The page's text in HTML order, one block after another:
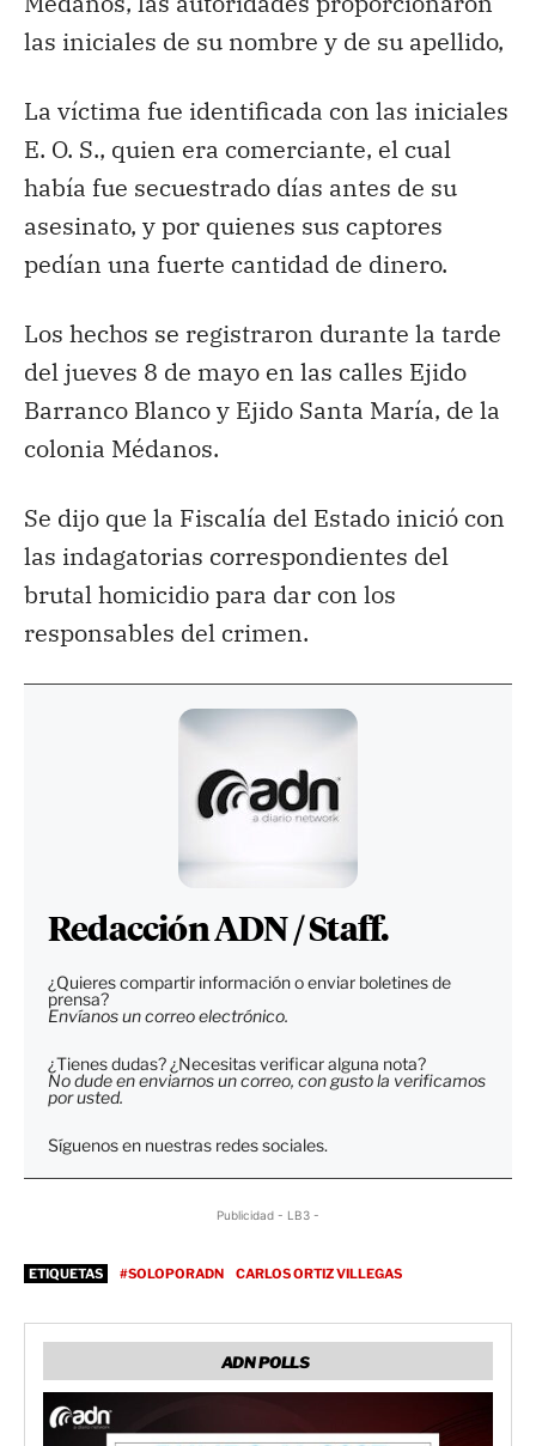
las iniciales de su nombre y de su apellido,
La víctima fue identificada con las iniciales
E. O. S., quien era comerciante, el cual
había fue secuestrado días antes de su
asesinato, y por quienes sus captores
pedían una fuerte cantidad de dinero.
Los hechos se registraron durante la tarde
del jueves 8 de mayo en las calles Ejido
Barranco Blanco y Ejido Santa María, de la
colonia Médanos.
Se dijo que la Fiscalía del Estado inició con
las indagatorias correspondientes del
brutal homicidio para dar con los
responsables del crimen.
Redacción ADN / Staff.
¿Quieres compartir información o enviar boletines de
prensa?
Envíanos un correo electrónico.
¿Tienes dudas? ¿Necesitas verificar alguna nota?
No dude en enviarnos un correo, con gusto la verificamos
por usted.
Síguenos en nuestras redes sociales.
Publicidad - LB3 -
ETIQUETAS #SOLOPORADN CARLOS ORTIZ VILLEGAS
ADN POLLS